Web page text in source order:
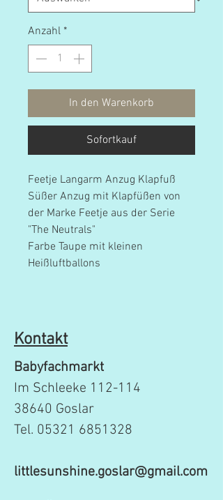
Anzahl *
In den Warenkorb
Sofortkauf
Feetje Langarm Anzug Klapfuß
Süßer Anzug mit Klapfüßen von
der Marke Feetje aus der Serie
"The Neutrals"
Farbe Taupe mit kleinen
Heißluftballons
Kontakt
Babyfachmarkt
Im Schleeke 112-114
38640 Goslar
Tel. 05321 6851328
littlesunshine.goslar@gmail.com